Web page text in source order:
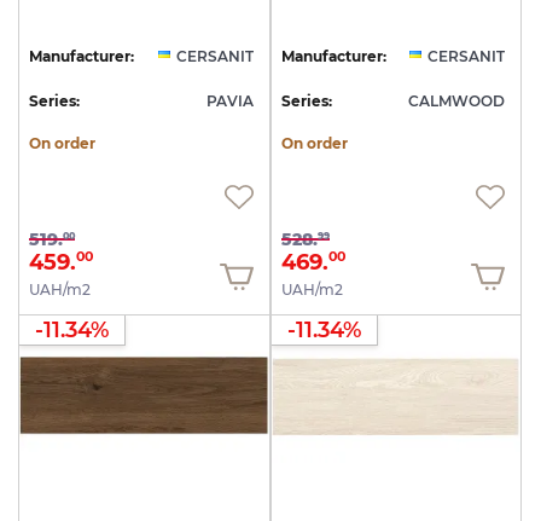
Manufacturer: CERSANIT
Series: PAVIA
On order
519.00
459.00
UAH/m2
Manufacturer: CERSANIT
Series: CALMWOOD
On order
528.99
469.00
UAH/m2
-11.34% -11.34%